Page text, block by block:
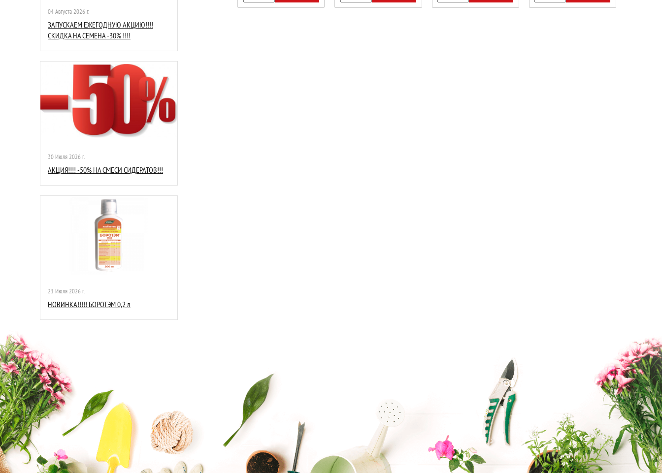
04 Августа 2026 г.
ЗАПУСКАЕМ ЕЖЕГОДНУЮ АКЦИЮ!!!!
СКИДКА НА СЕМЕНА -30% !!!!
30 Июля 2026 г.
АКЦИЯ!!!! -50% НА СМЕСИ СИДЕРАТОВ!!!
21 Июля 2026 г.
НОВИНКА!!!!! БОРОТЭМ 0,2 л